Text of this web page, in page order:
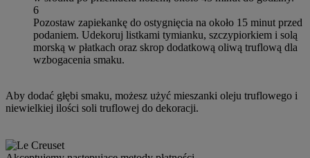
6
Pozostaw zapiekankę do ostygnięcia na około 15 minut przed
podaniem. Udekoruj listkami tymianku, szczypiorkiem i solą
morską w płatkach oraz skrop dodatkową oliwą truflową dla
wzbogacenia smaku.
Aby dodać głębi smaku, możesz użyć mieszanki oleju truflowego i
niewielkiej ilości soli truflowej do dekoracji.